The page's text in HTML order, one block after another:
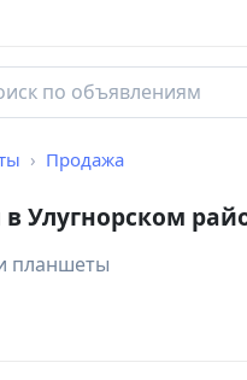
Продажа
Улугнорском
планшеты